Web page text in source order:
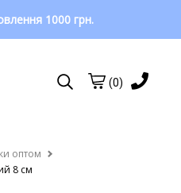
1000 грн.
(0)
оптом
8 см